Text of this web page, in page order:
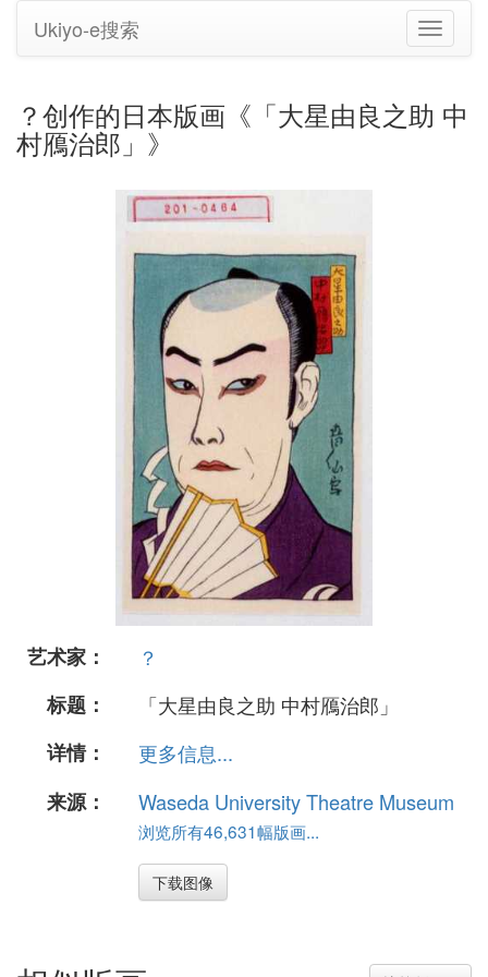
切
换
Ukiyo-e搜索
？创作的日本版画《「大星由良之助 中
村鴈治郎」》
艺术家：
？
标题：
「大星由良之助 中村鴈治郎」
详情：
更多信息...
来源：
Waseda University Theatre Museum
浏览所有46,631幅版画...
下载图像